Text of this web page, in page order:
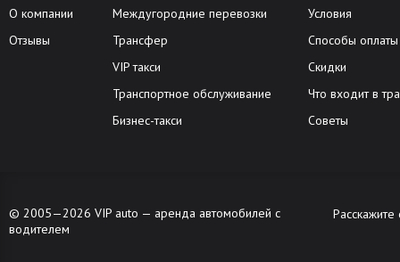
О компании
Отзывы
Междугородние перевозки
Трансфер
VIP такси
Транспортное обслуживание
Бизнес-такси
Условия
Способы оплаты
Скидки
Что входит в
Советы
© 2005—2026 VIP auto — аренда автомобилей с
водителем
Расскажите